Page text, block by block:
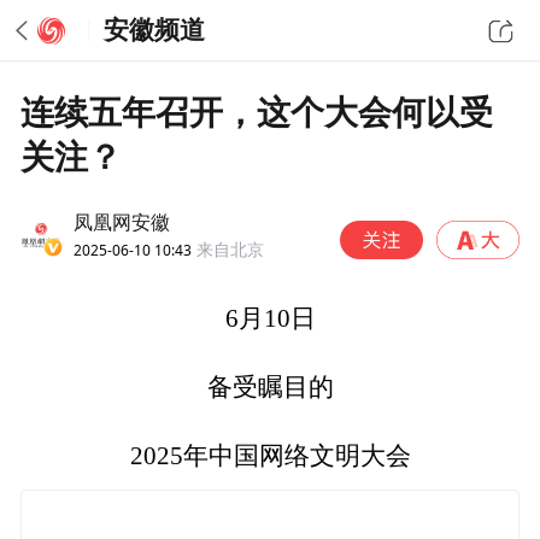
安徽频道
连续五年召开，这个大会何以受
关注？
凤凰网安徽
2025-06-10 10:43 来自北京
6月10日
备受瞩目的
2025年中国网络文明大会